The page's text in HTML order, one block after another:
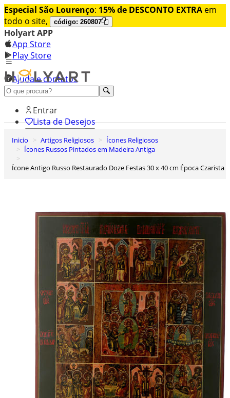
Especial São Lourenço: 15% de DESCONTO EXTRA em
todo o site,
código: 260807
Holyart APP
App Store
Play Store
Ajuda e contatos
Conheça premium
Entrar
Lista de Desejos
0
Carrinho de Compras
Inicio Artigos Religiosos
Ícones Religiosos
Ícones Russos Pintados em Madeira Antiga
Ícone Antigo Russo Restaurado Doze Festas 30 x 40 cm Época Czarista